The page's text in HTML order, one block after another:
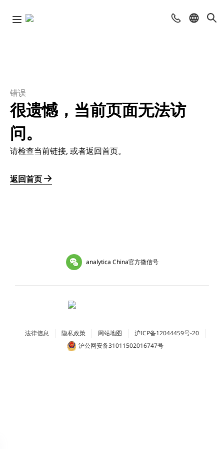
错误
很遗憾，当前页面无法访
问。
请检查当前链接, 或者返回首页。
返回首页
analytica China官方微信号
法律信息 隐私政策 网站地图
沪ICP备12044459号-20
沪公网安备31011502016747号